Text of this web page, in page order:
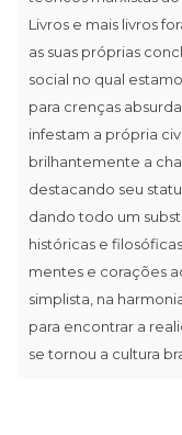
Livros e mais livros
as suas próprias
social no qual
para crenças
infestam a própria
brilhantemente a
destacando seu
dando todo um
históricas e
mentes e corações
simplista, na
para encontrar a
se tornou a cultura